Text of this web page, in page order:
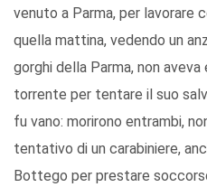
venuto a Parma, per lavorare
quella mattina, vedendo un
gorghi della Parma, non aveva
torrente per tentare il suo
fu vano: morirono entrambi,
tentativo di un carabiniere,
Bottego per prestare